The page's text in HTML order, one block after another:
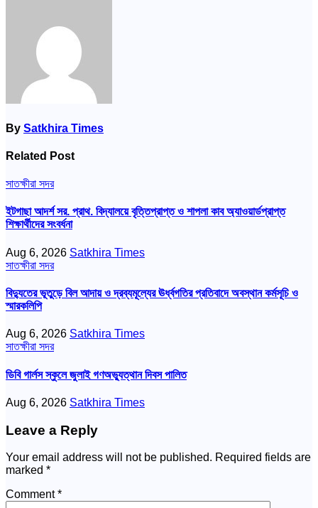
By Satkhira Times
Related Post
সাতক্ষীরা সদর
ইটগাছা আদর্শ সর. প্রাথ. বিদ্যালয়ে বৃত্তিপ্রাপ্ত ও শাপলা কাব অ্যাওয়ার্ডপ্রাপ্ত
শিক্ষার্থীদের সংবর্ধনা
Aug 6, 2026 Satkhira Times
সাতক্ষীরা সদর
বিদ্যুতের ভূতুড়ে বিল আদায় ও দ্রব্যমূল্যের ঊর্ধ্বগতির প্রতিবাদে অবস্থান কর্মসূচি ও
স্মারকলিপি
Aug 6, 2026 Satkhira Times
সাতক্ষীরা সদর
ডিবি গার্লস স্কুলে জুলাই গণঅভ্যুত্থান দিবস পালিত
Aug 6, 2026 Satkhira Times
Leave a Reply
Your email address will not be published. Required fields are
marked *
Comment*